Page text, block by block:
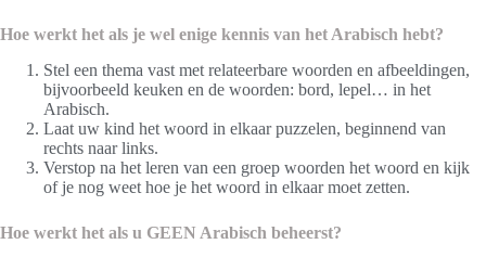
Hoe werkt het als je wel enige kennis van het Arabisch hebt?
Stel een thema vast met relateerbare woorden en afbeeldingen,
bijvoorbeeld keuken en de woorden: bord, lepel… in het
Arabisch.
Laat uw kind het woord in elkaar puzzelen, beginnend van
rechts naar links.
Verstop na het leren van een groep woorden het woord en kijk
of je nog weet hoe je het woord in elkaar moet zetten.
Hoe werkt het als u GEEN Arabisch beheerst?